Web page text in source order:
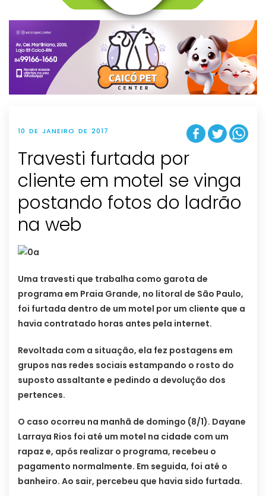
v
g
t
i
o
n
10 DE JANEIRO DE 2017
Travesti furtada por
cliente em motel se vinga
postando fotos do ladrão
na web
Uma travesti que trabalha como garota de
programa em Praia Grande, no litoral de São Paulo,
foi furtada dentro de um motel por um cliente que a
havia contratado horas antes pela internet.
Revoltada com a situação, ela fez postagens em
grupos nas redes sociais estampando o rosto do
suposto assaltante e pedindo a devolução dos
pertences.
O caso ocorreu na manhã de domingo (8/1). Dayane
Larraya Rios foi até um motel na cidade com um
rapaz e, após realizar o programa, recebeu o
pagamento normalmente. Em seguida, foi até o
banheiro. Ao sair, percebeu que havia sido furtada.